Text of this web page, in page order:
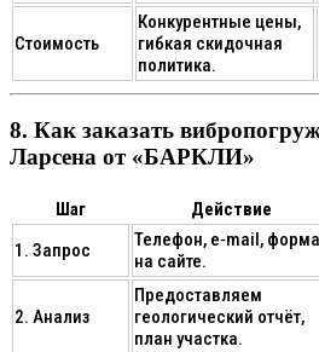
Стоимость
Конкурентные цены,
гибкая скидочная
политика.
8. Как заказать
Ларсена от «БАРКЛИ»
Шаг Действие
1. Запрос
Телефон, e‑mail, форма
на сайте.
2. Анализ
Предоставляем
геологический отчёт,
план участка.